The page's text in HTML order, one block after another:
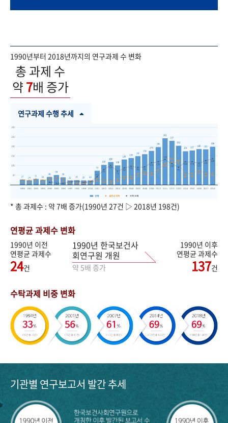
1990년부터 2018년까지의 연구과제 수 변화
총 과제 수
약7배 증가
연구과제 수행 추세
* 총 과제수 : 약 7배 증가(1990년 27건 ▷ 2018년 198건)
연평균 과제수 변화
1990년 이전
연평균 과제수
24건
1990년 한국보건사
회연구원 개원
약 5배 증가
1990년 이후
연평균 과제수
137건
수탁과제 비중 변화
기관별 연구보고서 발간 추세